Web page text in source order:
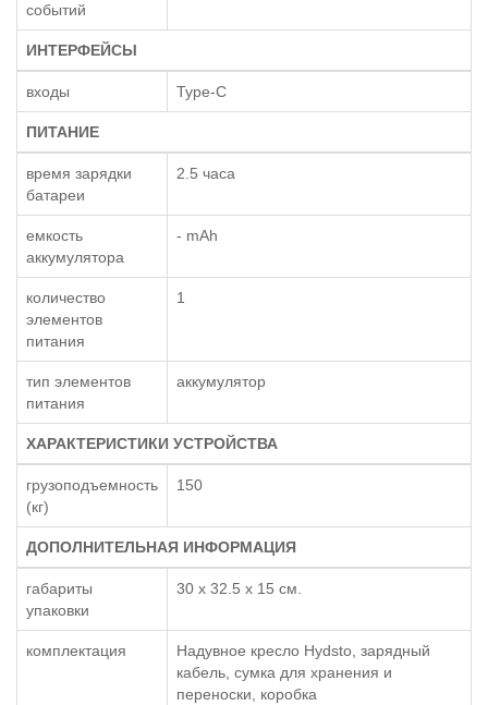
событий
ИНТЕРФЕЙСЫ
входы Type-C
ПИТАНИЕ
время зарядки
батареи
2.5 часа
емкость
аккумулятора
- mAh
количество
элементов
питания
1
тип элементов
питания
аккумулятор
ХАРАКТЕРИСТИКИ УСТРОЙСТВА
грузоподъемность
(кг)
150
ДОПОЛНИТЕЛЬНАЯ ИНФОРМАЦИЯ
габариты
упаковки
30 x 32.5 x 15 см.
комплектация
Надувное кресло Hydsto, зарядный
кабель, сумка для хранения и
переноски, коробка